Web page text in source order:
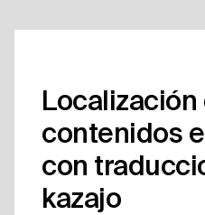
Localización
contenidos
con
kazajo